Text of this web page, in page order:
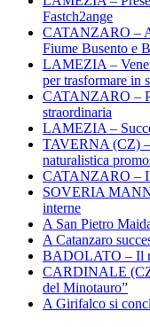
Fastch2ange
CATANZARO –
Fiume Busento e
LAMEZIA –
per trasformare in
CATANZARO –
straordinaria
LAMEZIA –
TAVERNA (CZ) –
naturalistica
CATANZARO –
SOVERIA
interne
A San Pietro
A Catanzaro
BADOLATO – Il
CARDINALE
del Minotauro”
A Girifalco si